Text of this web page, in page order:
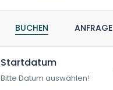
BUCHEN ANFRAGE
Startdatum
Bitte Datum auswählen!